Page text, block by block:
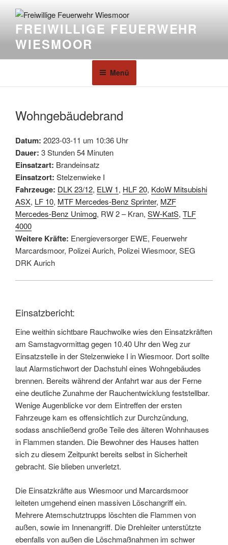
FREIWILLIGE FEUERWEHR
WIESMOOR
Menü
Wohngebäudebrand
Datum: 2023-03-11 um 10:36 Uhr
Dauer: 3 Stunden 54 Minuten
Einsatzart: Brandeinsatz
Einsatzort: Stelzenwieke I
Fahrzeuge: DLK 23/12, ELW 1, HLF 20, KdoW Mitsubishi
ASX, LF 10, MTF Mercedes-Benz Sprinter, MZF
Mercedes-Benz Unimog, RW 2 – Kran, SW-KatS, TLF
4000
Weitere Kräfte: Energieversorger EWE, Feuerwehr
Marcardsmoor, Polizei Aurich, Polizei Wiesmoor, SEG
DRK Aurich
Einsatzbericht:
Eine weithin sichtbare Rauchwolke wies den Einsatzkräften
am Samstagvormittag gegen 10.40 Uhr den Weg zur
Einsatzstelle in der Stelzenwieke I in Wiesmoor. Dort sollte
laut Alarmstichwort der Dachstuhl eines Wohngebäudes
brennen. Bereits während der Anfahrt war aus der Ferne
eine deutliche Zunahme der Rauchentwicklung feststellbar.
Wenige Augenblicke vor dem Eintreffen der ersten
Fahrzeuge kam es offensichtlich zur Durchzündung,
sodass anschließend große Teile des älteren Wohnhauses
in Flammen standen. Die Bewohner des Hauses hatten
sich zu diesem Zeitpunkt bereits selbst in Sicherheit
gebracht. Sie blieben unverletzt.
Die Einsatzkräfte aus Wiesmoor und Marcardsmoor
leiteten umgehend einen massiven Löschangriff ein.
Mehrere Atemschutztrupps löschten die Flammen von
außen, sowie im Innenangriff. Die Drehleiter unterstützte
ebenfalls von außen die Löschmaßnahmen im schwer